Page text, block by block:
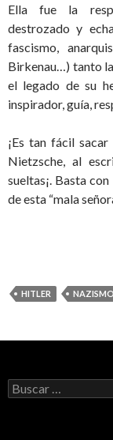
Ella fue la
destrozado y
fascismo,
Birkenau…) tanto
el legado de su
inspirador, guía,
¡Es tan fácil
Nietzsche, al
sueltas¡. Basta
de esta “mala
HITLER NAZISMO
B
u